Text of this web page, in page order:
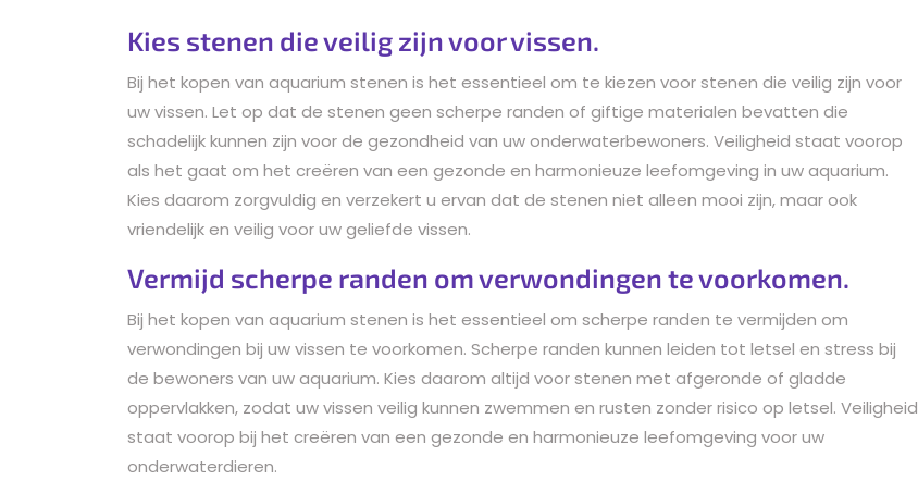
Kies stenen die veilig zijn voor vissen.
Bij het kopen van aquarium stenen is het essentieel om te kiezen voor stenen die veilig zijn voor
uw vissen. Let op dat de stenen geen scherpe randen of giftige materialen bevatten die
schadelijk kunnen zijn voor de gezondheid van uw onderwaterbewoners. Veiligheid staat voorop
als het gaat om het creëren van een gezonde en harmonieuze leefomgeving in uw aquarium.
Kies daarom zorgvuldig en verzekert u ervan dat de stenen niet alleen mooi zijn, maar ook
vriendelijk en veilig voor uw geliefde vissen.
Vermijd scherpe randen om verwondingen te voorkomen.
Bij het kopen van aquarium stenen is het essentieel om scherpe randen te vermijden om
verwondingen bij uw vissen te voorkomen. Scherpe randen kunnen leiden tot letsel en stress bij
de bewoners van uw aquarium. Kies daarom altijd voor stenen met afgeronde of gladde
oppervlakken, zodat uw vissen veilig kunnen zwemmen en rusten zonder risico op letsel. Veiligheid
staat voorop bij het creëren van een gezonde en harmonieuze leefomgeving voor uw
onderwaterdieren.